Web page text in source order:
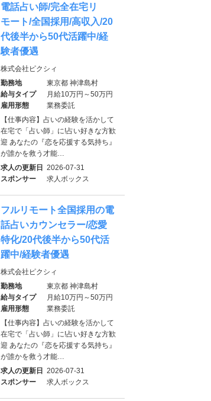
電話占い師/完全在宅リ
モート/全国採用/高収入/20
代後半から50代活躍中/経
験者優遇
株式会社ピクシィ
勤務地
東京都 神津島村
給与タイプ
月給10万円～50万円
雇用形態
業務委託
【仕事内容】占いの経験を活かして
在宅で「占い師」に!占い好きな方歓
迎 あなたの『恋を応援する気持ち』
が誰かを救う才能…
求人の更新日
2026-07-31
スポンサー
求人ボックス
フルリモート全国採用の電
話占いカウンセラー/恋愛
特化/20代後半から50代活
躍中/経験者優遇
株式会社ピクシィ
勤務地
東京都 神津島村
給与タイプ
月給10万円～50万円
雇用形態
業務委託
【仕事内容】占いの経験を活かして
在宅で「占い師」に!占い好きな方歓
迎 あなたの『恋を応援する気持ち』
が誰かを救う才能…
求人の更新日
2026-07-31
スポンサー
求人ボックス